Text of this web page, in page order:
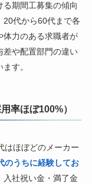
期間工募集の傾向
20代から60代まで各
体力のある求職者が
差や配置部門の違い
す。
率ほぼ100%）
はほぼどのメーカー
のうちに経験してお
入社祝い金・満了金